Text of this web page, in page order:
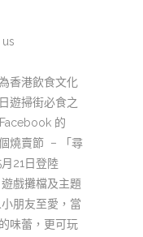
香港飲食文化
遊掃街必食之
的
燒賣節 – 「尋
21日登陸
戲攤檔及主題
朋友至愛，當
味蕾，更可玩